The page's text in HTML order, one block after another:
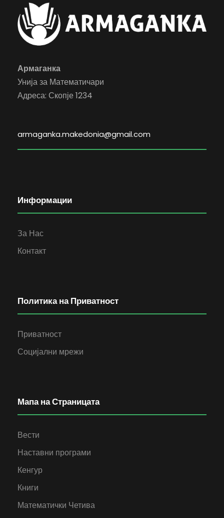
Армаганка
Унија за Математичари
Адреса: Скопје 1234
armaganka.makedonia@gmail.com
Информации
За Нас
Контакт
Политика на Приватност
Приватност
Социјални мрежи
Мапа на Страницата
Вести
Наставни програми
Кенгур
Книги
Математички Четива